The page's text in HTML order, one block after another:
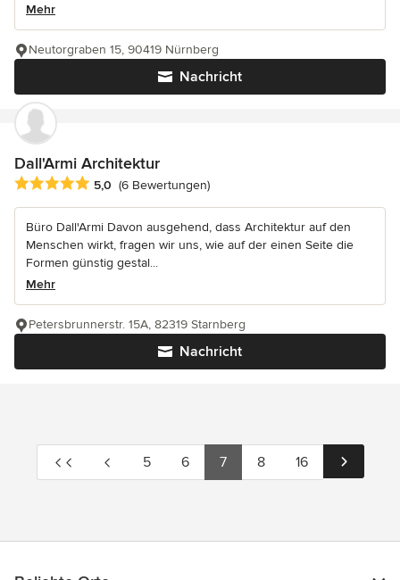
Mehr
Nachricht
Neutorgraben 15, 90419 Nürnberg
Dall'Armi Architektur
Durchschnittliche Bewertung: 5 von 5 Sternen
5,0 (6 Bewertungen)
Büro Dall'Armi Davon ausgehend, dass Architektur auf den
Menschen wirkt, fragen wir uns, wie auf der einen Seite die
Formen günstig gestal...
Mehr
Nachricht
Petersbrunnerstr. 15A, 82319 Starnberg
5 6 7 8 16